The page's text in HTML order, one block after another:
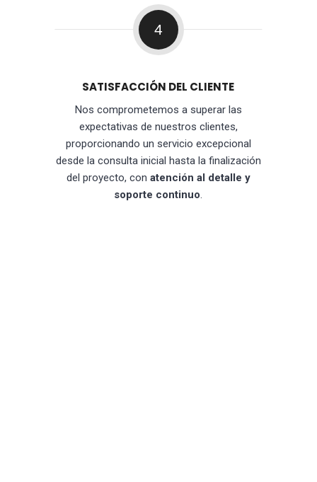
4
SATISFACCIÓN DEL CLIENTE
Nos comprometemos a superar las
expectativas de nuestros clientes,
proporcionando un servicio excepcional
desde la consulta inicial hasta la finalización
del proyecto, con atención al detalle y
soporte continuo.